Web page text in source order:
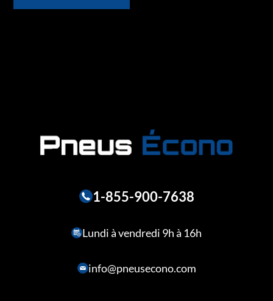
1-855-900-7638
Lundi à vendredi 9h à 16h
info@pneusecono.com